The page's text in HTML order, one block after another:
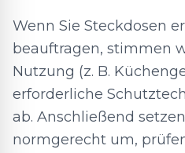
Wenn Sie Steckdosen
beauftragen, stimmen
Nutzung (z. B.
erforderliche
ab. Anschließend
normgerecht um,